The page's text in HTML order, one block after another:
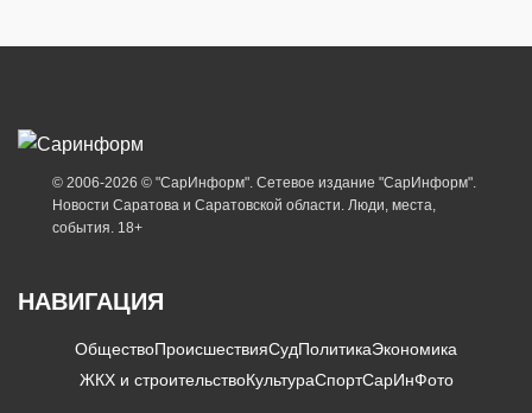
© 2006-2026 © "СарИнформ". Сетевое издание "СарИнформ".
Новости Саратова и Саратовской области. Люди, места,
события. 18+
НАВИГАЦИЯ
ОбществоПроисшествияСудПолитикаЭкономика
ЖКХ и строительствоКультураСпортСарИнФото